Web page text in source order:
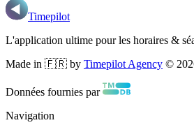
Timepilot
L'application ultime pour les horaires &
Made in 🇫🇷 by Timepilot Agency ©
Données fournies par
Navigation